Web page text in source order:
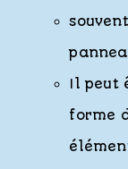
Il peut
forme